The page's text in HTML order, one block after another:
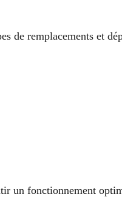
de remplacements et
un fonctionnement